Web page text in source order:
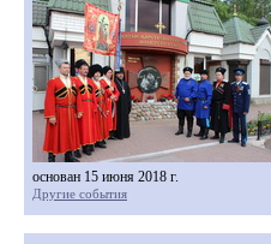
основан 15 июня 2018 г.
Другие события